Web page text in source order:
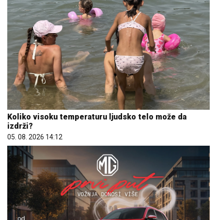
Koliko visoku temperaturu ljudsko telo može da
izdrži?
05. 08. 2026 14:12